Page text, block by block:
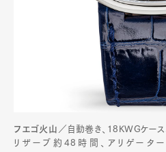
フエゴ火山 ／自動巻き、18KWGケー
リザーブ約48時間、アリゲータ